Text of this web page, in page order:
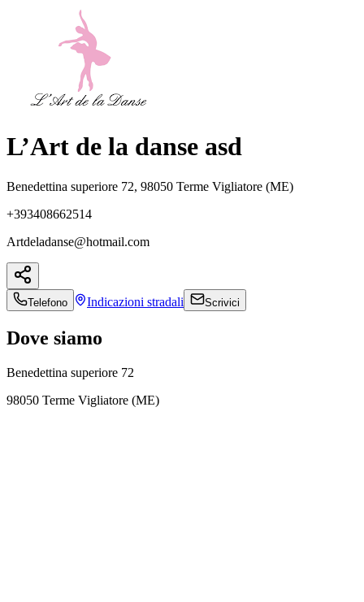
L’Art de la danse asd
Benedettina superiore 72, 98050 Terme Vigliatore (ME)
+393408662514
Artdeladanse@hotmail.com
Telefono Indicazioni stradali Scrivici
Dove siamo
Benedettina superiore 72
98050 Terme Vigliatore (ME)